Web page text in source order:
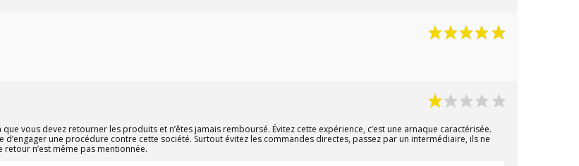
vous devez retourner les produits et n’êtes jamais remboursé. Évitez cette expérience, c’est une arnaque caractérisée.
une procédure contre cette société. Surtout évitez les commandes directes, passez par un intermédiaire, ils ne
n’est même pas mentionnée.